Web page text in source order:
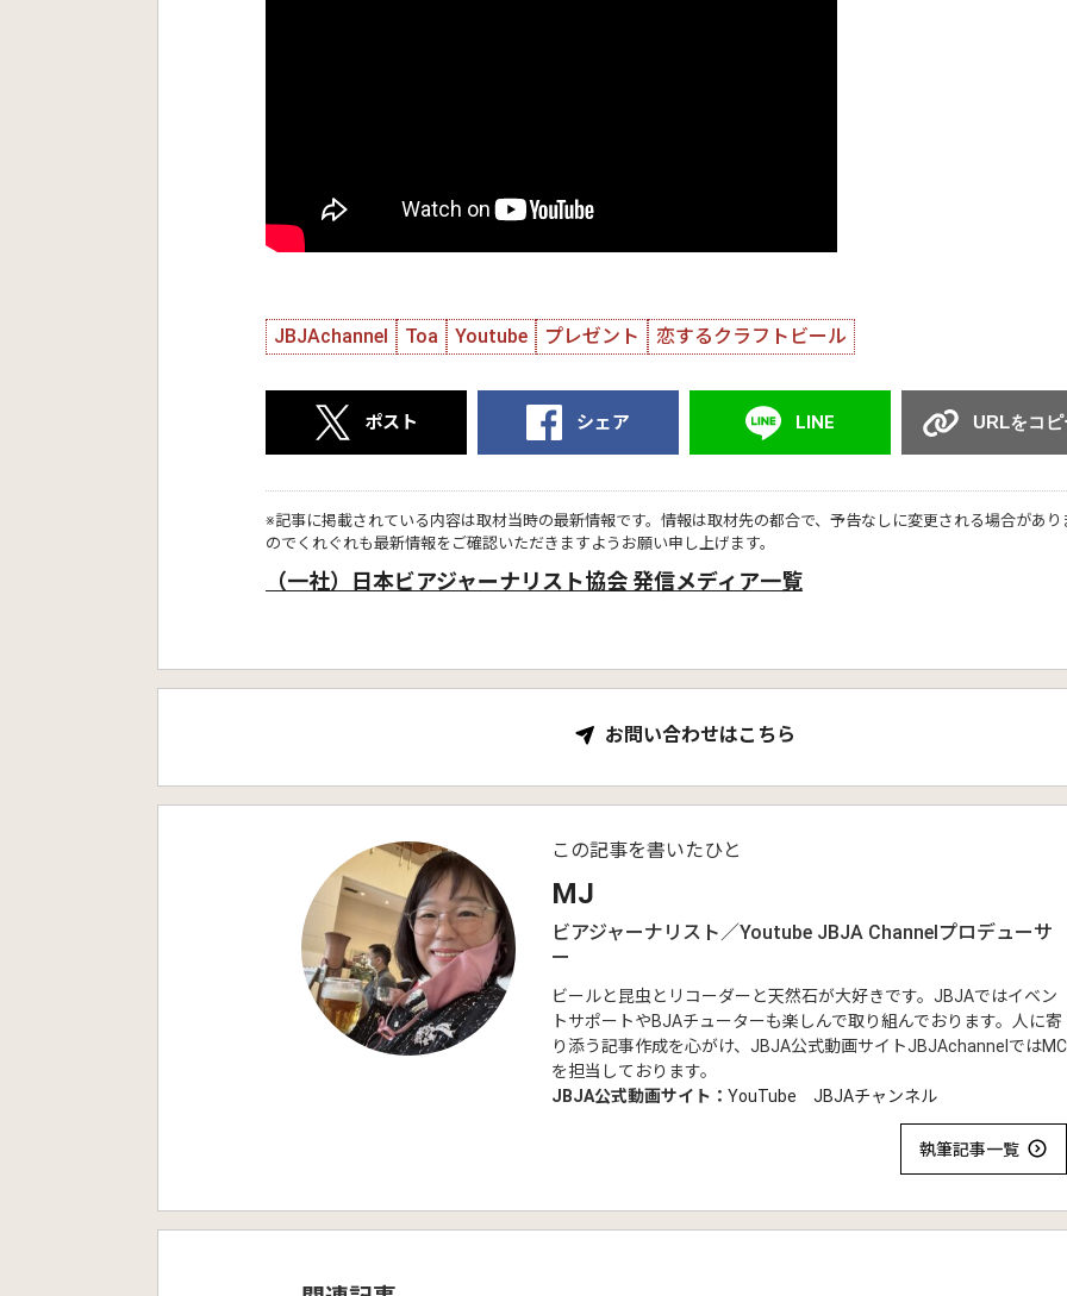
JBJAchannel Toa Youtube プレゼント 恋するクラフトビール
ポスト シェア LINE URLをコピ
※記事に掲載されている内容は取材当時の最新情報です。情報は取材先の都合で、予告なしに変更される場合があり
のでくれぐれも最新情報をご確認いただきますようお願い申し上げます。
（一社）日本ビアジャーナリスト協会 発信メディア一覧
お問い合わせはこちら
この記事を書いたひと
MJ
ビアジャーナリスト／Youtube JBJA Channelプロデューサ
ー
ビールと昆虫とリコーダーと天然石が大好きです。JBJAではイベン
トサポートやBJAチューターも楽しんで取り組んでおります。人に寄
り添う記事作成を心がけ、JBJA公式動画サイトJBJAchannelではMC
を担当しております。
JBJA公式動画サイト： YouTube JBJAチャンネル
執筆記事一覧